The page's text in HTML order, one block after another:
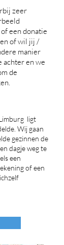
zeer
een donatie
of wil jij /
manier
achter en we
de
ligt
Wij gaan
gezinnen de
dagje weg te
een
of een